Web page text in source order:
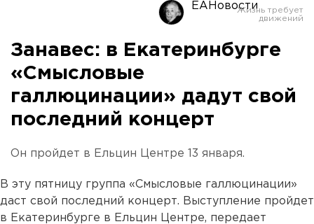
ЕАНовости
Занавес: в Екатеринбурге
«Смысловые
галлюцинации» дадут свой
последний концерт
Он пройдет в Ельцин Центре 13 января.
В эту пятницу группа «Смысловые галлюцинации»
даст свой последний концерт. Выступление пройдет
в Екатеринбурге в Ельцин Центре, передает